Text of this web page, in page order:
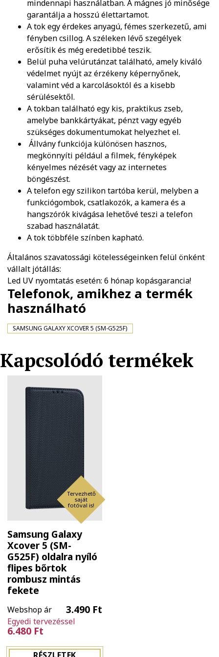
mindennapi használatban. A mágnes jó minősége
garantálja a hosszú élettartamot.
A tok egy érdekes anyagú, fémes szerkezetű, ami
fényben csillog. A széleken lévő szegélyek
erősítik és még eredetibbé teszik.
Belül puha velúrutánzat található, amely kiváló
védelmet nyújt az érzékeny képernyőnek,
valamint véd a karcolásoktól és a kisebb
sérülésektől.
A tokban található egy kis, praktikus zseb,
amelybe bankkártyákat, pénzt vagy egyéb
szükséges dokumentumokat helyezhet el.
Állvány funkciója különösen hasznos,
megkönnyíti például a filmek, fényképek
kényelmes nézését vagy az internetes
böngészést.
A telefon egy szilikon tartóba kerül, melyben a
funkciógombok, csatlakozók, a kamera és a
hangszórók kivágása lehetővé teszi a telefon
szabad használatát.
A tok többféle színben kapható.
Általános szavatossági kötelességeinken felül önként
vállalt jótállás:
Led UV nyomtatás esetén: 6 hónap kopásgarancia!
Telefonok, amikhez a termék
használható
SAMSUNG GALAXY XCOVER 5 (SM-G525F)
Kapcsolódó termékek
Tervezhető
saját
fotóval is!
Samsung Galaxy
Xcover 5 (SM-
G525F) oldalra nyíló
flipes bőrtok
rombusz mintás
fekete
Webshop ár 3.490 Ft
Egyedi tervezéssel
6.480 Ft
RÉSZLETEK